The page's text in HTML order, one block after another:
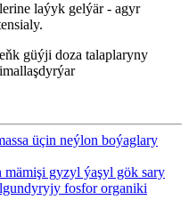
laýyk gelýär - agyr
güýji doza talaplaryny
üçin neýlon boýaglary
gyzyl ýaşyl gök sary
fosfor organiki